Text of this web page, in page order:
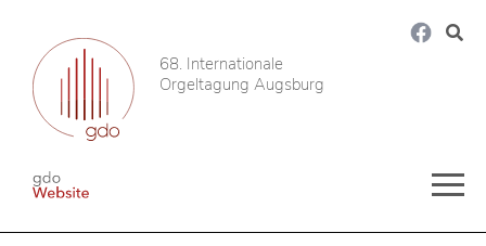
68. Internationale
Orgeltagung Augsburg